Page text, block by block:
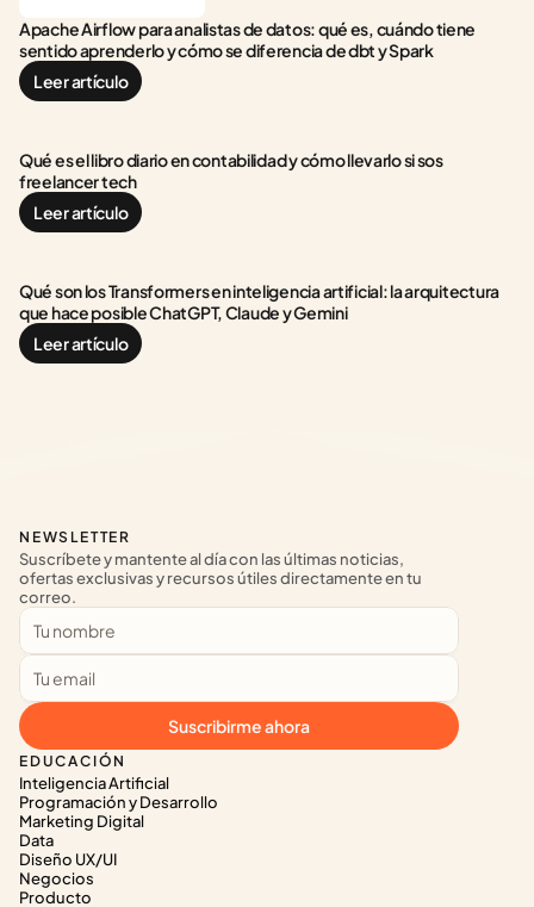
Apache Airflow para analistas de datos: qué es, cuándo tiene
sentido aprenderlo y cómo se diferencia de dbt y Spark
Leer artículo
Qué es el libro diario en contabilidad y cómo llevarlo si sos
freelancer tech
Leer artículo
Qué son los Transformers en inteligencia artificial: la arquitectura
que hace posible ChatGPT, Claude y Gemini
Leer artículo
EDUCACIÓN
Inteligencia Artificial
Programación y Desarrollo
Marketing Digital
Data
Diseño UX/UI
Negocios
Producto
NEWSLETTER
Suscríbete y mantente al día con las últimas noticias,
ofertas exclusivas y recursos útiles directamente en tu
correo.
Suscribirme ahora